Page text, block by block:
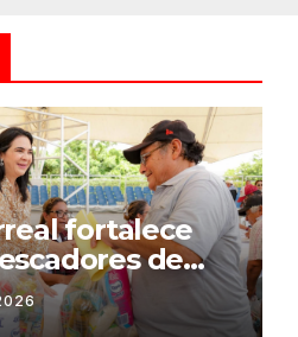
fortalece
de
temporada